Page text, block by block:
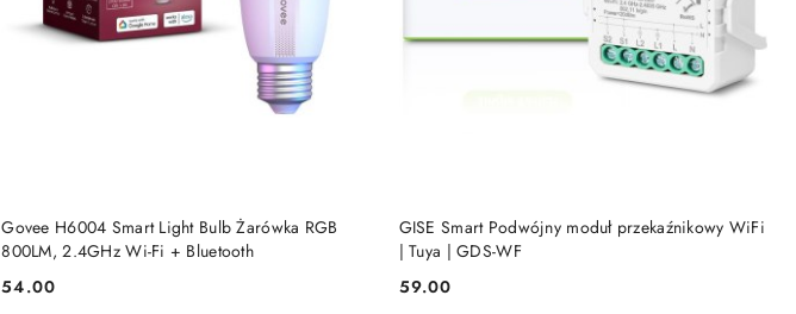
Govee H6004 Smart Light Bulb Żarówka RGB
800LM, 2.4GHz Wi-Fi + Bluetooth
Cena:
54.00
DODAJ DO KOSZYKA
GISE Smart Podwójny moduł przekaźnikowy WiFi
| Tuya | GDS-WF
Cena:
59.00
DODAJ DO KOSZYKA